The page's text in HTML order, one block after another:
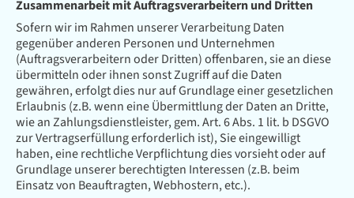
Zusammenarbeit mit Auftragsverarbeitern und Dritten
Sofern wir im Rahmen unserer Verarbeitung Daten
gegenüber anderen Personen und Unternehmen
(Auftragsverarbeitern oder Dritten) offenbaren, sie an diese
übermitteln oder ihnen sonst Zugriff auf die Daten
gewähren, erfolgt dies nur auf Grundlage einer gesetzlichen
Erlaubnis (z.B. wenn eine Übermittlung der Daten an Dritte,
wie an Zahlungsdienstleister, gem. Art. 6 Abs. 1 lit. b DSGVO
zur Vertragserfüllung erforderlich ist), Sie eingewilligt
haben, eine rechtliche Verpflichtung dies vorsieht oder auf
Grundlage unserer berechtigten Interessen (z.B. beim
Einsatz von Beauftragten, Webhostern, etc.).